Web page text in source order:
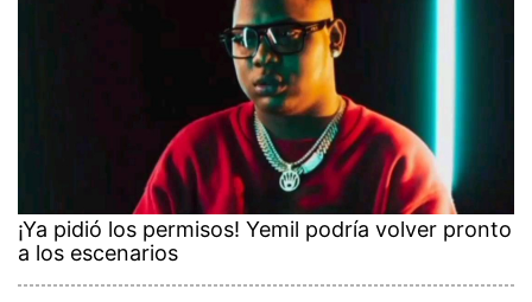
¡Ya pidió los permisos! Yemil podría volver pronto
a los escenarios